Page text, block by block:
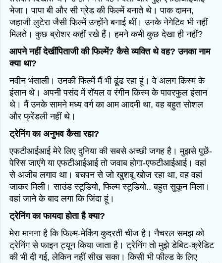
भेजा। पापा बी और सी ग्रेड की फिल्में बनाते थे। पाक दामन,
जहाजी लुटेरा जैसी फिल्में उन्होंने बनाई थीं। उनके नेगेटिव भी नहीं
मिलते। कुछ ब्रोशर कहीं रखे हैं। हमने कभी कुछ देखा ही नहीं?
आपने नहीं देखींपिताजी की फिल्में? कैसे व्यक्ति थे वह? उनका नाम
क्या था?
नवीन भंसाली। उनकी फिल्में मैं भी ढूंढ रहा हूं। वे अलग किस्म के
इंसान थे। अपनी पसंद में रॉयल व रंगीन किस्म के पावरफुल इंसान
थे। मैं उनके सामने मध्य वर्ग का आम आदमी था, वह बहुत सोशल
और फ्रेंडली नहीं थे।
ट्रेनिंग का अनुभव कैसा रहा?
एफटीआईआई मेरे लिए दुनिया की सबसे अच्छी जगह है। मुझसे पूछें-
पेरिस जाएंगे या एफटीआईआई तो जवाब होगा-एफटीआईआई। वहां
से अजीब लगाव था। बचपन से जो खुशबू खोज रहा था, वह वहां
जाकर मिली। साउंड स्टूडियो, फिल्म स्टूडियो.. बहुत सुकून मिला।
वहां जाने के बाद लगा कि जिंदा हूं।
ट्रेनिंग का फायदा होता है क्या?
मेरा मानना है कि फिल्म-मेकिंग कुदरती चीज है। नैचरल समझ को
ट्रेनिंग से फाइन ट्यून किया जाता है। ट्रेनिंग तो मुझे डेबिट-क्रेडिट
की भी दी गई, लेकिन नहीं सीख सका। किसी भी फील्ड के लिए